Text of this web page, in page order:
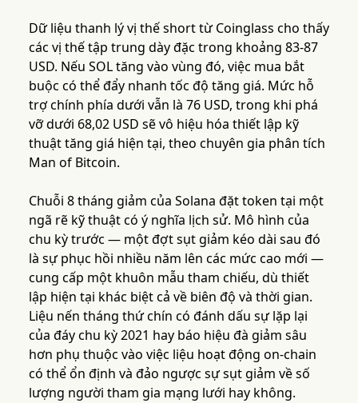
Dữ liệu thanh lý vị thế short từ Coinglass cho thấy
các vị thế tập trung dày đặc trong khoảng 83-87
USD. Nếu SOL tăng vào vùng đó, việc mua bắt
buộc có thể đẩy nhanh tốc độ tăng giá. Mức hỗ
trợ chính phía dưới vẫn là 76 USD, trong khi phá
vỡ dưới 68,02 USD sẽ vô hiệu hóa thiết lập kỹ
thuật tăng giá hiện tại, theo chuyên gia phân tích
Man of Bitcoin.
Chuỗi 8 tháng giảm của Solana đặt token tại một
ngã rẽ kỹ thuật có ý nghĩa lịch sử. Mô hình của
chu kỳ trước — một đợt sụt giảm kéo dài sau đó
là sự phục hồi nhiều năm lên các mức cao mới —
cung cấp một khuôn mẫu tham chiếu, dù thiết
lập hiện tại khác biệt cả về biên độ và thời gian.
Liệu nến tháng thứ chín có đánh dấu sự lặp lại
của đáy chu kỳ 2021 hay báo hiệu đà giảm sâu
hơn phụ thuộc vào việc liệu hoạt động on-chain
có thể ổn định và đảo ngược sự sụt giảm về số
lượng người tham gia mạng lưới hay không.